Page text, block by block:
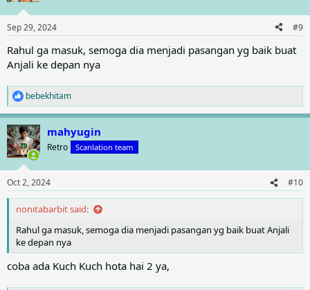
Sep 29, 2024 #9
Rahul ga masuk, semoga dia menjadi pasangan yg baik buat
Anjali ke depan nya
R
e
a
c
t
i
n
s
:
bebekhitam
mahyugin
Retro Scanlation team
Oct 2, 2024 #10
nonitabarbit said:
Rahul ga masuk, semoga dia menjadi pasangan yg baik buat Anjali
ke depan nya
coba ada Kuch Kuch hota hai 2 ya,